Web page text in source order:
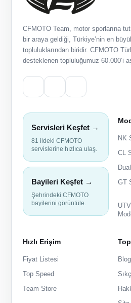
CFMOTO Team, motor sporlarına
bir araya geldiği, Türkiye’nin en
topluluklarından biridir. CFMOTO
desteklenen topluluğumuz 60.000’i
Servisleri Keşfet →
81 ildeki CFMOTO
servislerine hızlıca ulaş.
Bayileri Keşfet →
Şehrindeki CFMOTO
bayilerini görüntüle.
NK
CL
GT
UTV
Hızlı Erişim
Fiyat Listesi
Top Speed
Team Store